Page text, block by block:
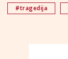
#tragedija